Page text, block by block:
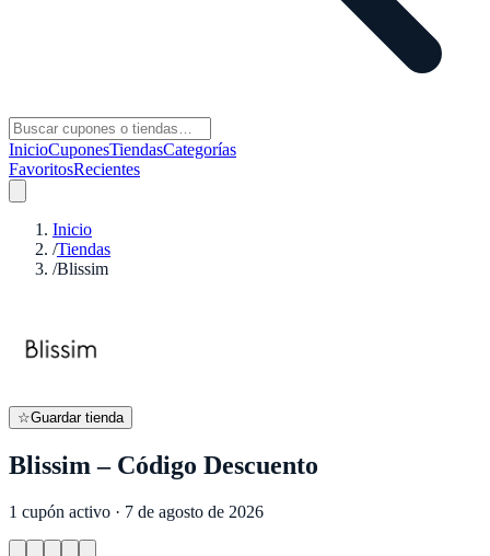
InicioCuponesTiendasCategorías
FavoritosRecientes
Inicio
/Tiendas
/Blissim
☆Guardar tienda
Blissim – Código Descuento
1 cupón activo · 7 de agosto de 2026